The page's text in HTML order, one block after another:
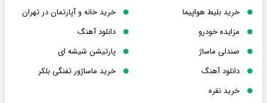
خرید بلیط هواپیما
خرید خانه و آپارتمان در تهران
مزایده خودرو
دانلود آهنگ
صندلی ماساژ
پارتیشن شیشه ای
دانلود آهنگ
خرید ماساژور تفنگی بلکر
خرید نقره